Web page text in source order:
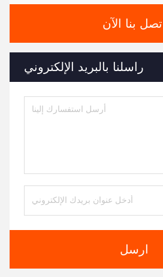
اتصل بنا الآن
راسلنا بالبريد الإلكتروني
ارسل